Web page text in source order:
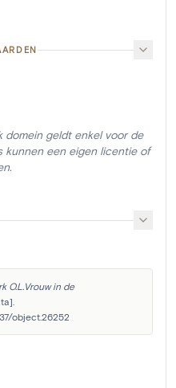
domein geldt enkel voor de
kunnen een eigen licentie of
O.L.Vrouw in de
object.26252